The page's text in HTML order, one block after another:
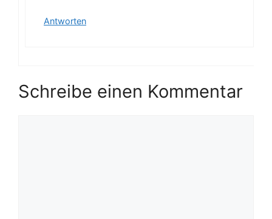
Antworten
Schreibe einen Kommentar